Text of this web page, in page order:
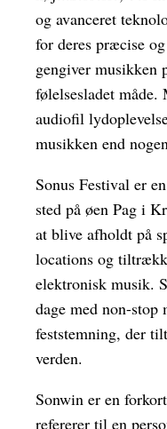
og avanceret
for deres præcise
gengiver musikken
følelsesladet måde.
audiofil
musikken end
Sonus Festival er
sted på øen Pag i
at blive afholdt på
locations og
elektronisk musik.
dage med non-
feststemning, der
verden.
Sonwin er en
refererer til en